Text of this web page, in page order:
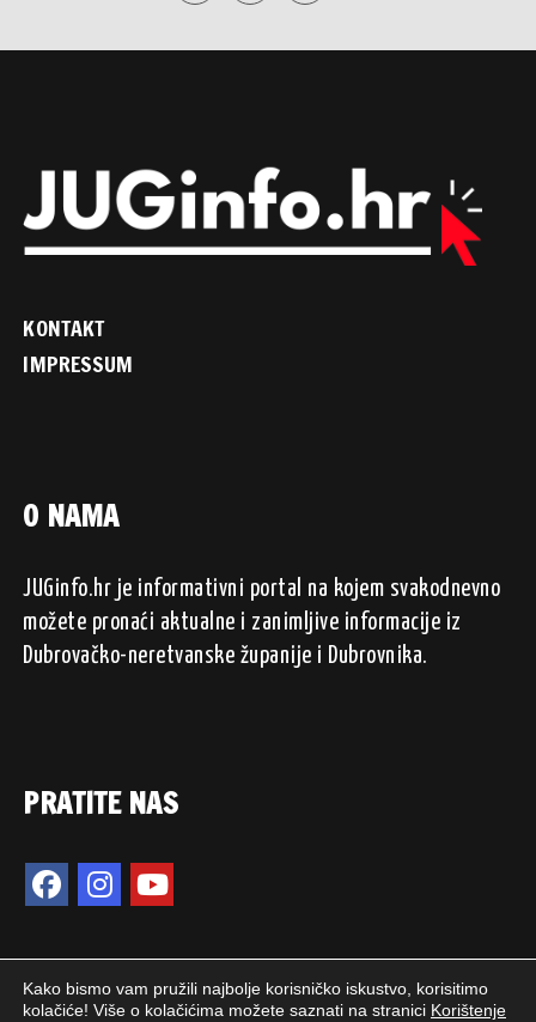
KONTAKT
IMPRESSUM
O NAMA
JUGinfo.hr je informativni portal na kojem svakodnevno
možete pronaći aktualne i zanimljive informacije iz
Dubrovačko-neretvanske županije i Dubrovnika.
PRATITE NAS
Kako bismo vam pružili najbolje korisničko iskustvo, korisitimo
kolačiće! Više o kolačićima možete saznati na stranici Korištenje